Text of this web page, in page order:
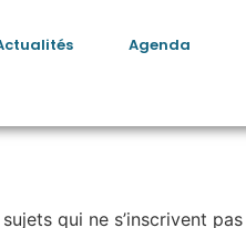
Agenda
qui ne s’inscrivent